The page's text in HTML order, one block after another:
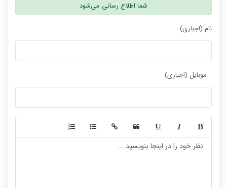
شما اطلاع رسانی می‌شود
نام (اجباری)
موبایل (اجباری)
-
-
-
-